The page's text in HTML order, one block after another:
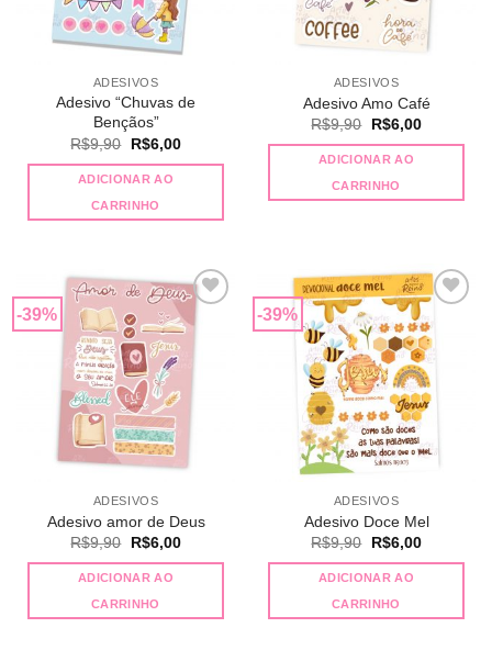
ADESIVOS
Adesivo “Chuvas de
Bençãos”
R$9,90 O
preço
original
era:
R$9,90.
R$6,00O
ADICIONAR AO
CARRINHO
ADESIVOS
Adesivo Amo Café
R$9,90 O
original
era:
R$9,90.
R$6,00O
ADICIONAR AO
CARRINHO
-39%
Adicionar
a lista de
desejos
ADESIVOS
Adesivo amor de Deus
R$9,90 O
original
era:
R$9,90.
R$6,00O
ADICIONAR AO
CARRINHO
-39%
Adicionar
a lista de
desejos
ADESIVOS
Adesivo Doce Mel
R$9,90 O
original
era:
R$9,90.
R$6,00O
ADICIONAR AO
CARRINHO